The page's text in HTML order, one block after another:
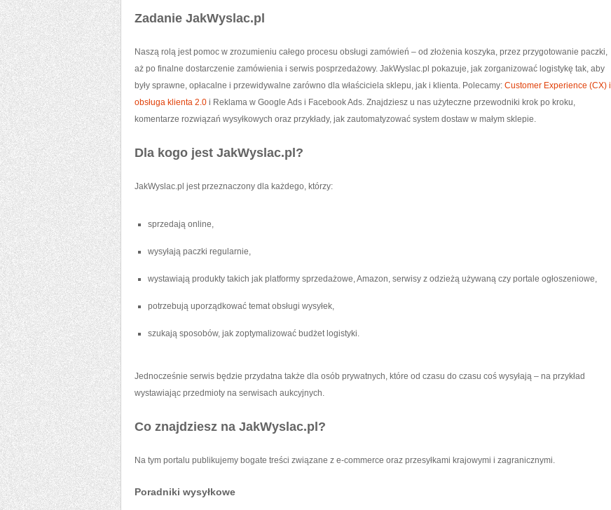
Zadanie JakWyslac.pl
Naszą rolą jest pomoc w zrozumieniu całego procesu obsługi zamówień – od złożenia koszyka, przez przygotowanie paczki,
aż po finalne dostarczenie zamówienia i serwis posprzedażowy. JakWyslac.pl pokazuje, jak zorganizować logistykę tak, aby
były sprawne, opłacalne i przewidywalne zarówno dla właściciela sklepu, jak i klienta. Polecamy: Customer Experience (CX) i
obsługa klienta 2.0 i Reklama w Google Ads i Facebook Ads. Znajdziesz u nas użyteczne przewodniki krok po kroku,
komentarze rozwiązań wysyłkowych oraz przykłady, jak zautomatyzować system dostaw w małym sklepie.
Dla kogo jest JakWyslac.pl?
JakWyslac.pl jest przeznaczony dla każdego, którzy:
sprzedają online,
wysyłają paczki regularnie,
wystawiają produkty takich jak platformy sprzedażowe, Amazon, serwisy z odzieżą używaną czy portale ogłoszeniowe,
potrzebują uporządkować temat obsługi wysyłek,
szukają sposobów, jak zoptymalizować budżet logistyki.
Jednocześnie serwis będzie przydatna także dla osób prywatnych, które od czasu do czasu coś wysyłają – na przykład
wystawiając przedmioty na serwisach aukcyjnych.
Co znajdziesz na JakWyslac.pl?
Na tym portalu publikujemy bogate treści związane z e-commerce oraz przesyłkami krajowymi i zagranicznymi.
Poradniki wysyłkowe